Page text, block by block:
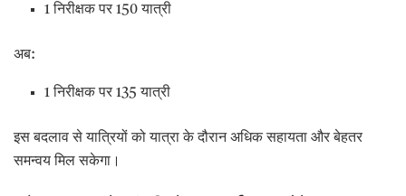
1 निरीक्षक पर 150 यात्री
अब:
1 निरीक्षक पर 135 यात्री
इस बदलाव से यात्रियों को यात्रा के दौरान अधिक सहायता और बेहतर
समन्वय मिल सकेगा।